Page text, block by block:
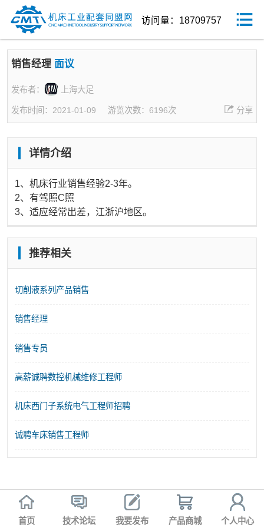
访问量：18709757
销售经理 面议
发布者： 上海大足
发布时间：2021-01-09 游览次数：6196次 分享
详情介绍
1、机床行业销售经验2-3年。
2、有驾照C照
3、适应经常出差，江浙沪地区。
推荐相关
切削液系列产品销售
销售经理
销售专员
高薪诚聘数控机械维修工程师
机床西门子系统电气工程师招聘
诚聘车床销售工程师
首页 技术论坛 我要发布 产品商城 个人中心